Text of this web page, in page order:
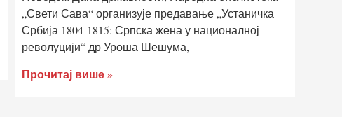
„Свети Сава“ организује предавање „Устаничка
Србија 1804-1815: Српска жена у националној
револуцији“ др Уроша Шешума,
Прочитај више »